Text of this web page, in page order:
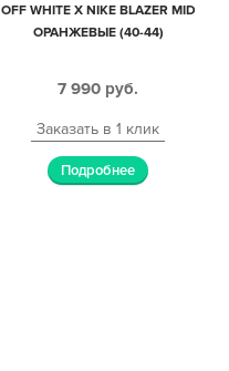
OFF WHITE X NIKE BLAZER MID
ОРАНЖЕВЫЕ (40-44)
7 990 руб.
Заказать в 1 клик
Подробнее